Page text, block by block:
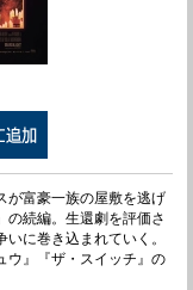
が富豪一族の屋敷を逃げ
の続編。生還劇を評価さ
に巻き込まれていく。
ウ』『ザ・スイッチ』の